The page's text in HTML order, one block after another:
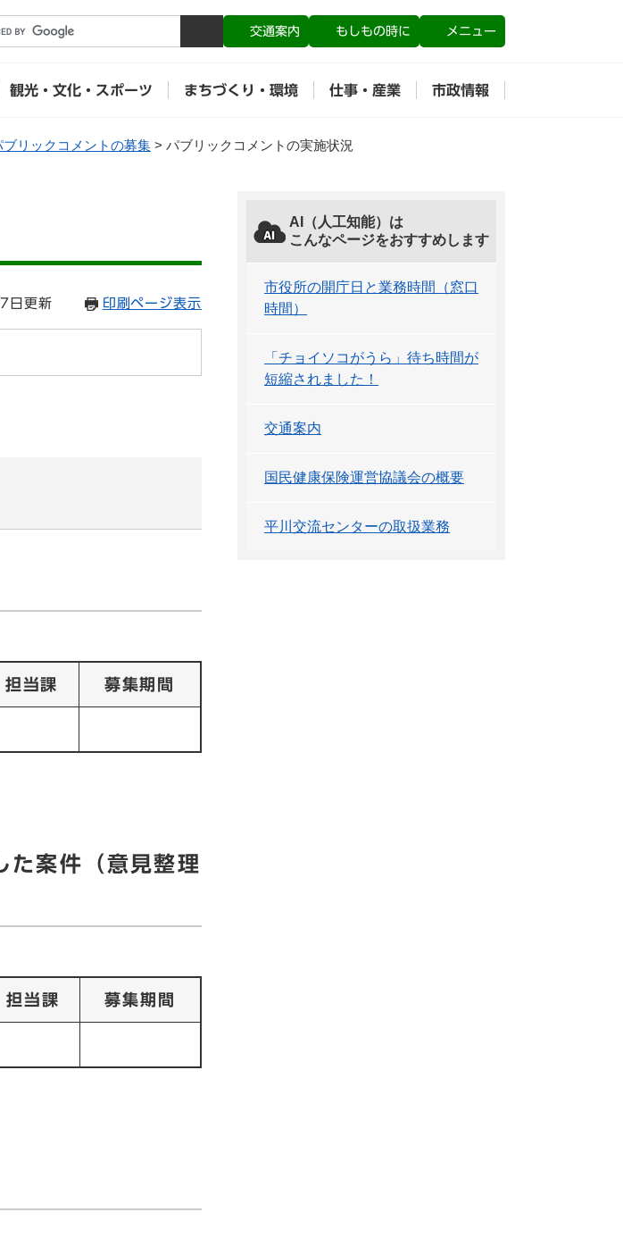
飛ばして本文へ
交通案内 もしもの時に メニュー
観光・文化・スポーツ まちづくり・環境 仕事・産業 市政情報
ブリックコメントの募集 > パブリックコメントの実施状況
日更新 印刷ページ表示
担当課 募集期間
た案件（意見整理
担当課 募集期間
AI（人工知能）は
こんなページをおすすめします
市役所の開庁日と業務時間（窓口
時間）
「チョイソコがうら」待ち時間が
短縮されました！
交通案内
国民健康保険運営協議会の概要
平川交流センターの取扱業務